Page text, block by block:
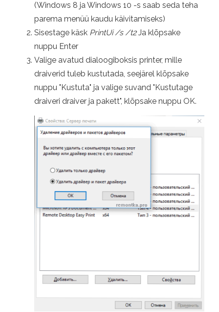
(Windows 8 ja Windows 10 -s saab seda teha
parema menüü kaudu käivitamiseks)
Sisestage käsk PrintUi /s /t2Ja klõpsake
nuppu Enter
Valige avatud dialoogiboksis printer, mille
draiverid tuleb kustutada, seejärel klõpsake
nuppu "Kustuta" ja valige suvand "Kustutage
draiveri draiver ja pakett", klõpsake nuppu OK.